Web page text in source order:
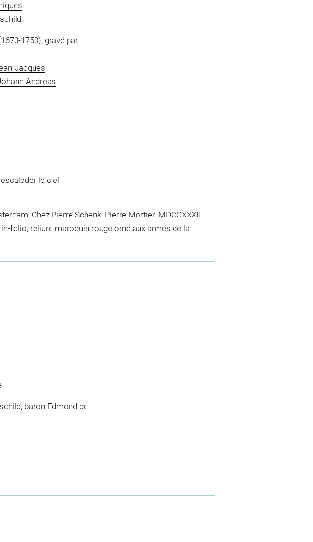
1750), gravé par
Jacques
Andreas
le ciel
Chez Pierre Schenk. Pierre Mortier. MDCCXXXII
folio, reliure maroquin rouge orné aux armes de la
baron Edmond de